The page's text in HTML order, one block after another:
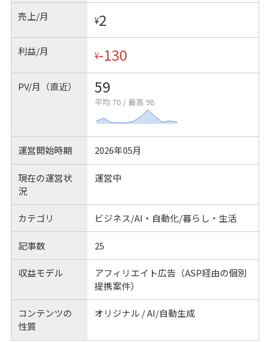
売上/月 ¥2
利益/月 ¥-130
PV/月（直近） 59
平均 70 / 最高 98
運営開始時期 2026年05月
現在の運営状
況
運営中
カテゴリ ビジネス/AI・自動化/暮らし・生活
記事数 25
収益モデル
アフィリエイト広告（ASP経由の個別
提携案件）
コンテンツの
性質
オリジナル / AI/自動生成